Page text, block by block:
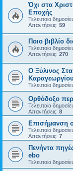
Όχι στα
Εποχής
Τελευταία
Απαντήσεις: 59
Ποιο βιβλίο
Τελευταία
Απαντήσεις: 270
Ο Ξύλινος
Καραγεωργίου
Τελευταία
Ορθόδοξο
Τελευταία
Απαντήσεις: 8
Επισήμανση
Τελευταία
Απαντήσεις: 7
Πενήντα
ebo
Τελευταία